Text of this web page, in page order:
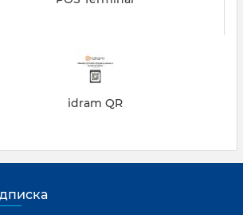
idram QR